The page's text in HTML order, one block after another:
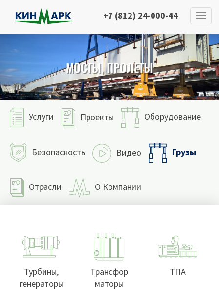
+7 (812) 24-000-44
МОСТЫ, ПРОЛЕТЫ
Услуги Проекты Оборудование
Безопасность Видео Грузы
Отрасли О Компании
Турбины,
генераторы
Трансфор
маторы
ТПА